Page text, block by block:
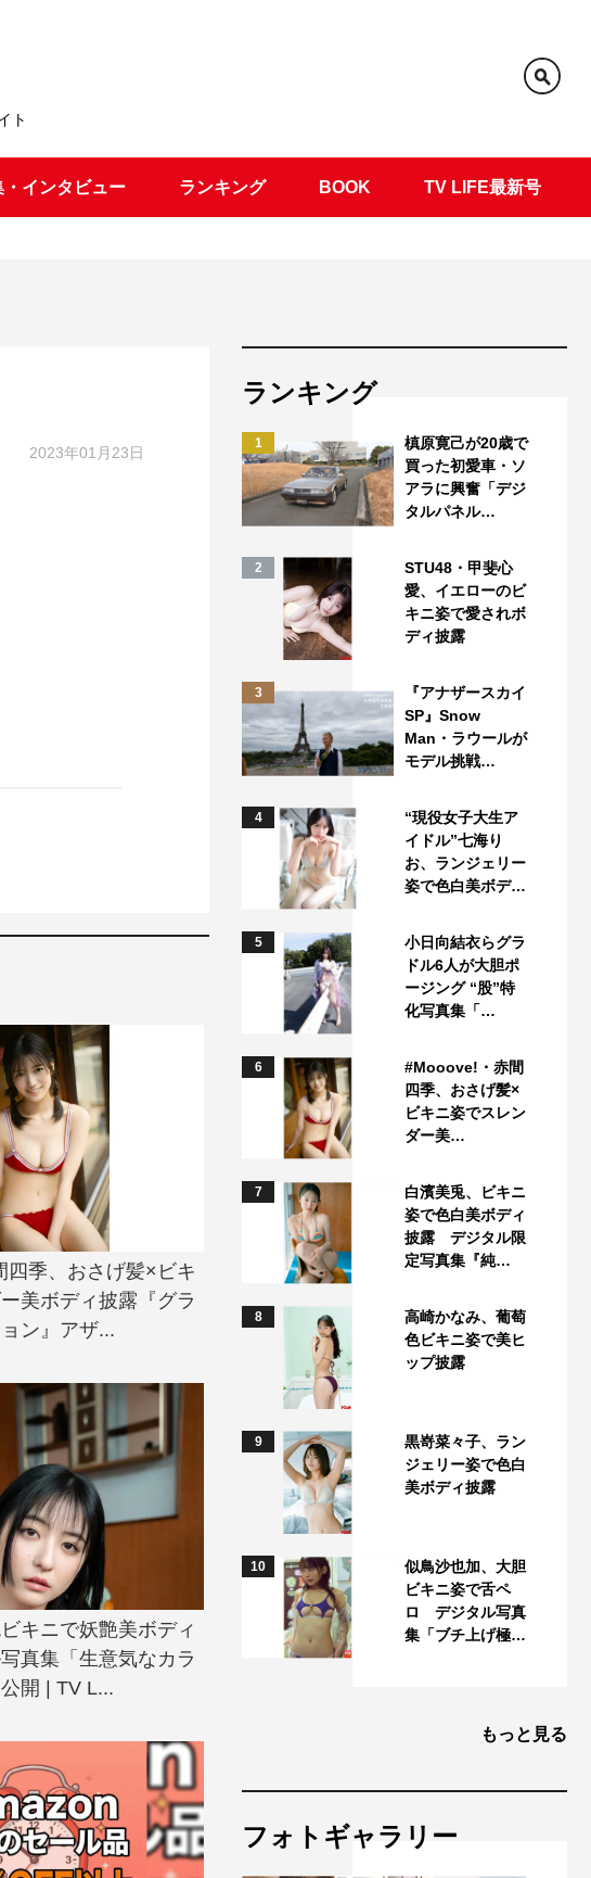
ト
・インタビュー ランキング BOOK TV LIFE最新号
2023年01月23日
四季、おさげ髪×ビキ
美ボディ披露『グラ
ン』アザ...
キニで妖艶美ボディ
真集「生意気なカラ
開 | TV L...
ランキング
1
槙原寛己が20歳で
買った初愛車・ソ
アラに興奮「デジ
タルパネル…
2
STU48・甲斐心
愛、イエローのビ
キニ姿で愛されボ
ディ披露
3
『アナザースカイ
SP』Snow
Man・ラウールが
モデル挑戦…
4
“現役女子大生ア
イドル”七海り
お、ランジェリー
姿で色白美ボデ…
5
小日向結衣らグラ
ドル6人が大胆ポ
ージング “股”特
化写真集「…
6
#Mooove!・赤間
四季、おさげ髪×
ビキニ姿でスレン
ダー美…
7
白濱美兎、ビキニ
姿で色白美ボディ
披露 デジタル限
定写真集『純…
8
高崎かなみ、葡萄
色ビキニ姿で美ヒ
ップ披露
9
黒嵜菜々子、ラン
ジェリー姿で色白
美ボディ披露
10
似鳥沙也加、大胆
ビキニ姿で舌ペ
ロ デジタル写真
集「ブチ上げ極…
もっと見る
フォトギャラリー